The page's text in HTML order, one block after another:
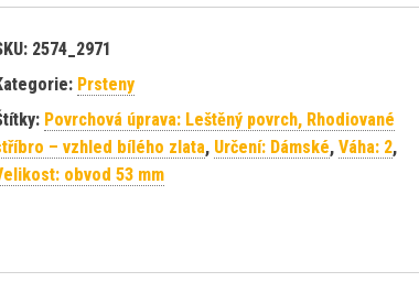
2574_2971
Prsteny
Povrchová úprava: Leštěný povrch, Rhodiované
– vzhled bílého zlata, Určení: Dámské, Váha: 2,
obvod 53 mm